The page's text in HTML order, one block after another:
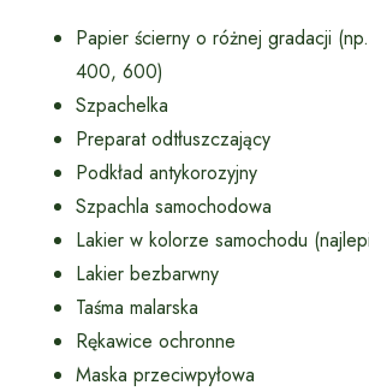
Papier ścierny o różnej gradacji
400, 600)
Szpachelka
Preparat odtłuszczający
Podkład antykorozyjny
Szpachla samochodowa
Lakier w kolorze samochodu
Lakier bezbarwny
Taśma malarska
Rękawice ochronne
Maska przeciwpyłowa